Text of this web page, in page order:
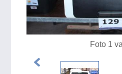
Foto 1